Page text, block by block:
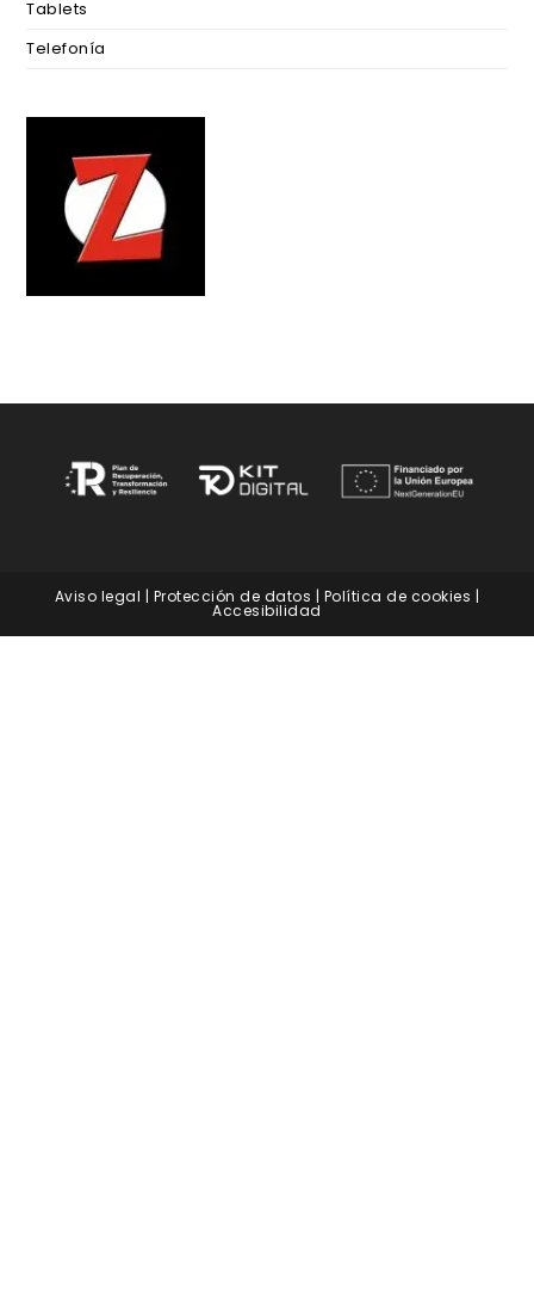
Tablets
Telefonía
Aviso legal | Protección de datos | Política de cookies |
Accesibilidad